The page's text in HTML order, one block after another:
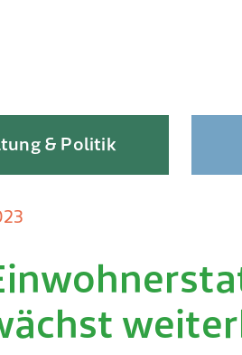
& Politik